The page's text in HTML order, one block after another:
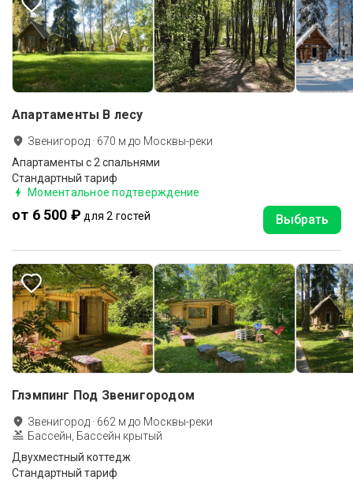
Апартаменты В лесу
Звенигород · 670 м до Москвы-реки
Апартаменты с 2 спальнями
Стандартный тариф
Моментальное подтверждение
от 6 500 ₽ для 2 гостей Выбрать
Глэмпинг Под Звенигородом
Звенигород · 662 м до Москвы-реки
Бассейн, Бассейн крытый
Двухместный коттедж
Стандартный тариф